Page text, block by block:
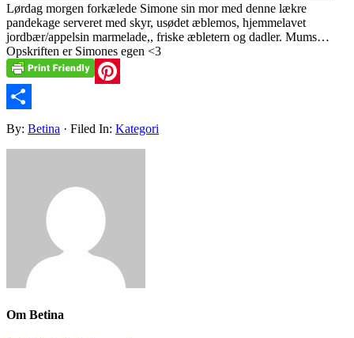
Lørdag morgen forkælede Simone sin mor med denne lækre
pandekage serveret med skyr, usødet æblemos, hjemmelavet
jordbær/appelsin marmelade,, friske æbletern og dadler. Mums…
Opskriften er Simones egen <3
Pinterest
Share
By: Betina · Filed In: Kategori
Om Betina